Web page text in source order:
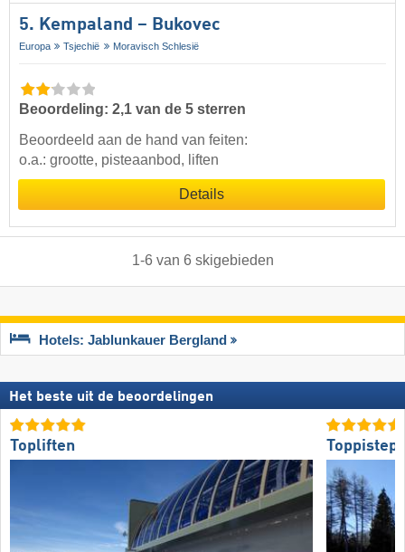
5. Kempaland – Bukovec
Europa Tsjechië Moravisch Schlesië
Beoordeling: 2,1 van de 5 sterren
Beoordeeld aan de hand van feiten:
o.a.: grootte, pisteaanbod, liften
Details
1-6 van 6 skigebieden
Hotels: Jablunkauer Bergland
Het beste uit de beoordelingen
Topliften